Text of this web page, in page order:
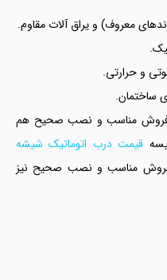
معروف) و یراق آلات مقاوم.
و حرارتی.
ساختمان.
فروش مناسب و نصب صحیح هم
قیمت درب اتوماتیک شیشه
مناسب و نصب صحیح نیز